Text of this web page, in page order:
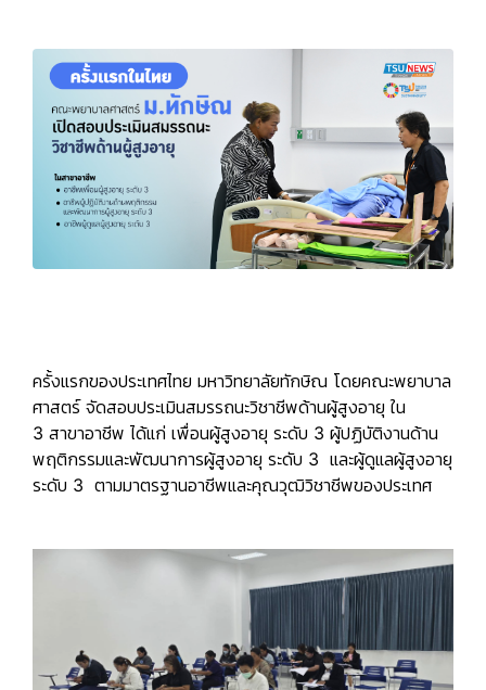
ครั้งแรกของประเทศไทย มหาวิทยาลัยทักษิณ โดยคณะพยาบาล
ศาสตร์ จัดสอบประเมินสมรรถนะวิชาชีพด้านผู้สูงอายุ ใน
3 สาขาอาชีพ ได้แก่ เพื่อนผู้สูงอายุ ระดับ 3 ผู้ปฏิบัติงานด้าน
พฤติกรรมและพัฒนาการผู้สูงอายุ ระดับ 3 และผู้ดูแลผู้สูงอายุ
ระดับ 3 ตามมาตรฐานอาชีพและคุณวุฒิวิชาชีพของประเทศ